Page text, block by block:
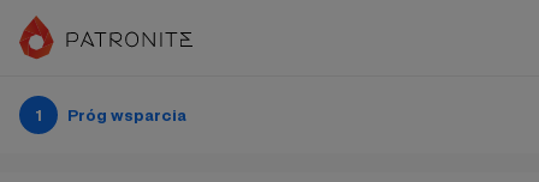
1 Próg wsparcia